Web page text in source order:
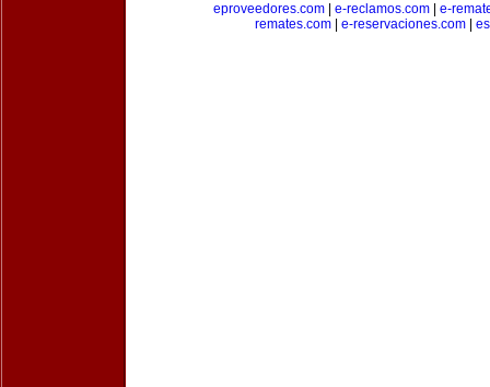
eproveedores.com
e-reclamos.com
e-
remates.com| e-reservaciones.com|